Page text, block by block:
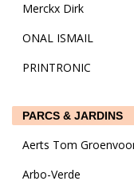
Merckx Dirk
ONAL ISMAIL
PRINTRONIC
PARCS & JARDINS
Aerts Tom
Arbo-Verde